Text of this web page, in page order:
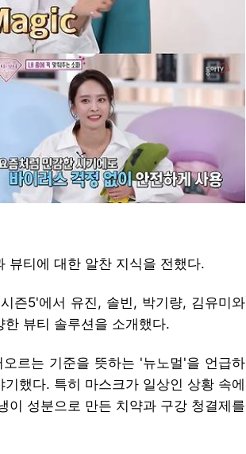
뷰티에 대한 알찬 지식을 전했다.
즌5'에서 유진, 솔빈, 박기량, 김유미와
뷰티 솔루션을 소개했다.
르는 기준을 뜻하는 '뉴노멀'을 언급하
했다. 특히 마스크가 일상인 상황 속에
이 성분으로 만든 치약과 구강 청결제를